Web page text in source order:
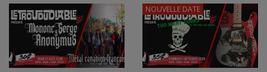
NOUVELLE DATE